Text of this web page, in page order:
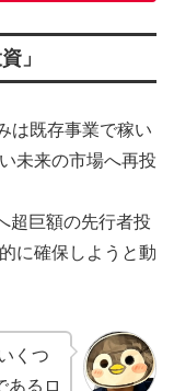
」
は既存事業で稼い
未来の市場へ再投
超巨額の先行者投
に確保しようと動
くつ
あるロ